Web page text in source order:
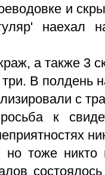
и
наехал
а также 3
В полдень
с
к
тоже